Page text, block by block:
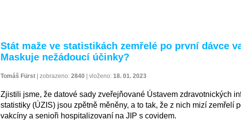
Stát maže ve statistikách zemřelé po první dávce
Maskuje nežádoucí účinky?
Tomáš Fürst | zobrazeno: 2840 | vloženo: 18. 01. 2023
Zjistili jsme, že datové sady zveřejňované Ústavem zdravotnických
statistiky (ÚZIS) jsou zpětně měněny, a to tak, že z nich mizí zemřelí
vakcíny a senioři hospitalizovaní na JIP s covidem.